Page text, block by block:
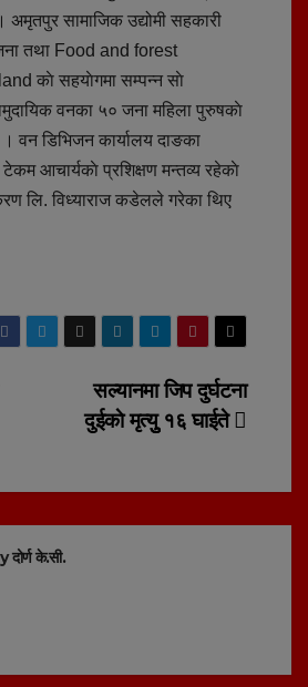
अमृतपुर सामाजिक उद्योमी सहकारी
तथा Food and forest
काे सहयाेगमा सम्पन्न साे
वनका ५० जना महिला पुरुषकाे
। वन डिभिजन कार्यालय दाङका
आचार्यकाे प्रशिक्षण मन्तव्य रहेकाे
लि. विध्याराज कडेलले गरेका थिए
सल्यानमा जिप दुर्घटना
दुईकाे मृत्युु १६ घाईते
दोर्ण के.सी.